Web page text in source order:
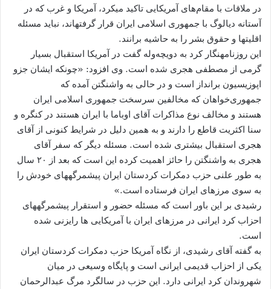
در ملاقات با مقام‌های آمریکایی تاکید می​کرد، آمریکا و غرب که در
آستانه دیالوگ با جمهوری اسلامی ایران قرار گرفته​اند، نباید مسئله
اقلیت​ها و حقوق بشر را به حاشیه برانند.
این روزنامه​نگار کرد به دویچه‌وله گفت در آمریکا استقبال بسیار
گرمی از مصطفی هجری شده است. وی افزود: «چونکه ایشان جزو
اپوزیسیون برانداز است و در حالی به واشنگتن آمده که
جمهوری‌‌‌‌خواهان که مخالفین سرسخت جمهوری اسلامی ایران
هستند و مخالف نوع مذاکرات آقای اوباما با ایران هستند در کنگره و
سنا اکثریت قاطع را دارند و به همین دلیل در شرایط کنونی از آقای
هجری استقبال بیشتری شده است. مسئله دیگر که سفر آقای
هجری به واشنگتن را حائز اهمیت کرده این است که بعد از ۲۰ سال
به طور علنی حزب دمکرات کردستان ایران پیشمرگه​های خودش را
به سوی مرزهای ایران فرستاده است.»
رشیدی بر این باور است که مسئله حضور و استقرار پیشمرگه​های
احزاب کرد ایرانی در مرزهای ایران با آمریکایی ها رایزنی شده
است.
به گفته آقای رشیدی، از نگاه آمریکا حزب دمکرات کردستان ایران
یکی از احزاب قدیمی ایرانی است و پایگاه وسیعی در میان
شهروندان کرد ایرانی دارد. این حزب در سالگرد مرگ عبدالرحمان